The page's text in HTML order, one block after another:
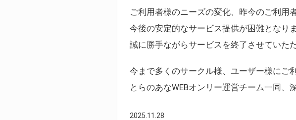
ご利用者様のニーズの変化、昨今のご利用
今後の安定的なサービス提供が困難となり
誠に勝手ながらサービスを終了させていた
今まで多くのサークル様、ユーザー様にご
とらのあなWEBオンリー運営チーム一同、
2025.11.28